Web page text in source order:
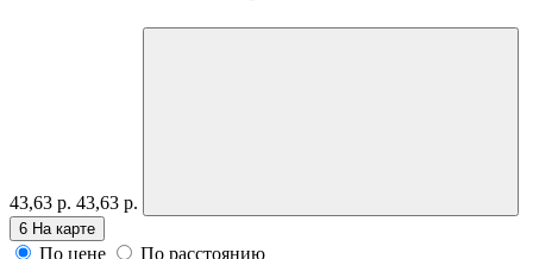
43,63 р. 43,63 р.
6 На карте
По цене
По расстоянию